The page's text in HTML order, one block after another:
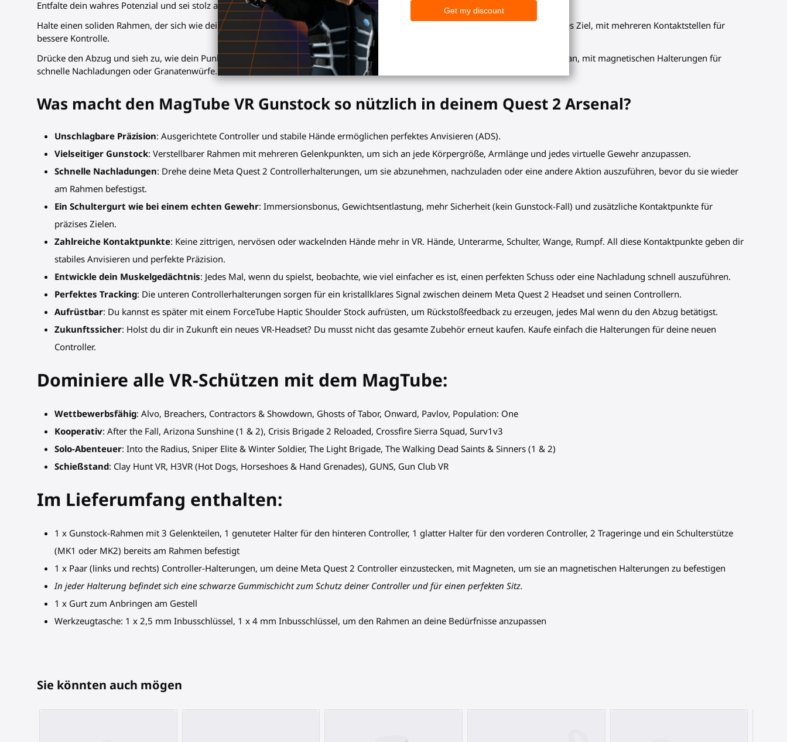
Entfalte dein wahres Potenzial und sei stolz auf deine neuen Zielfähigkeiten.
Halte einen soliden Rahmen, der sich wie dein virtuelles Gewehr anfühlt. Richte deine Controller aus und zielen Sie mühelos auf jedes Ziel, mit mehreren Kontaktstellen für
bessere Kontrolle.
Drücke den Abzug und sieh zu, wie dein Punktestand steigt, wenn du Kills verkettest. Löse deine Controller mühelos ab und wieder an, mit magnetischen Halterungen für
schnelle Nachladungen oder Granatenwürfe.
Was macht den MagTube VR Gunstock so nützlich in deinem Quest 2 Arsenal?
Unschlagbare Präzision: Ausgerichtete Controller und stabile Hände ermöglichen perfektes Anvisieren (ADS).
Vielseitiger Gunstock: Verstellbarer Rahmen mit mehreren Gelenkpunkten, um sich an jede Körpergröße, Armlänge und jedes virtuelle Gewehr anzupassen.
Schnelle Nachladungen: Drehe deine Meta Quest 2 Controllerhalterungen, um sie abzunehmen, nachzuladen oder eine andere Aktion auszuführen, bevor du sie wieder
am Rahmen befestigst.
Ein Schultergurt wie bei einem echten Gewehr: Immersionsbonus, Gewichtsentlastung, mehr Sicherheit (kein Gunstock-Fall) und zusätzliche Kontaktpunkte für
präzises Zielen.
Zahlreiche Kontaktpunkte: Keine zittrigen, nervösen oder wackelnden Hände mehr in VR. Hände, Unterarme, Schulter, Wange, Rumpf. All diese Kontaktpunkte geben dir
stabiles Anvisieren und perfekte Präzision.
Entwickle dein Muskelgedächtnis: Jedes Mal, wenn du spielst, beobachte, wie viel einfacher es ist, einen perfekten Schuss oder eine Nachladung schnell auszuführen.
Perfektes Tracking: Die unteren Controllerhalterungen sorgen für ein kristallklares Signal zwischen deinem Meta Quest 2 Headset und seinen Controllern.
Aufrüstbar: Du kannst es später mit einem ForceTube Haptic Shoulder Stock aufrüsten, um Rückstoßfeedback zu erzeugen, jedes Mal wenn du den Abzug betätigst.
Zukunftssicher: Holst du dir in Zukunft ein neues VR-Headset? Du musst nicht das gesamte Zubehör erneut kaufen. Kaufe einfach die Halterungen für deine neuen
Controller.
Dominiere alle VR-Schützen mit dem MagTube:
Wettbewerbsfähig: Alvo, Breachers, Contractors & Showdown, Ghosts of Tabor, Onward, Pavlov, Population: One
Kooperativ: After the Fall, Arizona Sunshine (1 & 2), Crisis Brigade 2 Reloaded, Crossfire Sierra Squad, Surv1v3
Solo-Abenteuer: Into the Radius, Sniper Elite & Winter Soldier, The Light Brigade, The Walking Dead Saints & Sinners (1 & 2)
Schießstand: Clay Hunt VR, H3VR (Hot Dogs, Horseshoes & Hand Grenades), GUNS, Gun Club VR
Im Lieferumfang enthalten:
1 x Gunstock-Rahmen mit 3 Gelenkteilen, 1 genuteter Halter für den hinteren Controller, 1 glatter Halter für den vorderen Controller, 2 Trageringe und ein Schulterstütze
(MK1 oder MK2) bereits am Rahmen befestigt
1 x Paar (links und rechts) Controller-Halterungen, um deine Meta Quest 2 Controller einzustecken, mit Magneten, um sie an magnetischen Halterungen zu befestigen
In jeder Halterung befindet sich eine schwarze Gummischicht zum Schutz deiner Controller und für einen perfekten Sitz.
1 x Gurt zum Anbringen am Gestell
Werkzeugtasche: 1 x 2,5 mm Inbusschlüssel, 1 x 4 mm Inbusschlüssel, um den Rahmen an deine Bedürfnisse anzupassen
Sie könnten auch mögen